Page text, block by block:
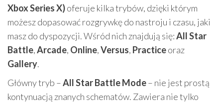
Xbox Series X)oferuje kilka trybów, dzięki którym
możesz dopasować rozgrywkę do nastroju i czasu, jaki
masz do dyspozycji. Wśród nich znajdują się:All Star
Battle,Arcade, Online,Versus, Practiceoraz
Gallery.
Główny tryb –All Star Battle Mode– nie jest prostą
kontynuacją znanych schematów. Zawiera nie tylko